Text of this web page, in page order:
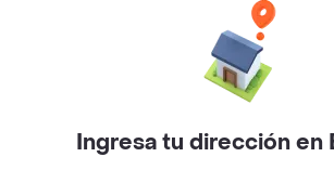
Sobre Rappi
Ingresa tu dirección en